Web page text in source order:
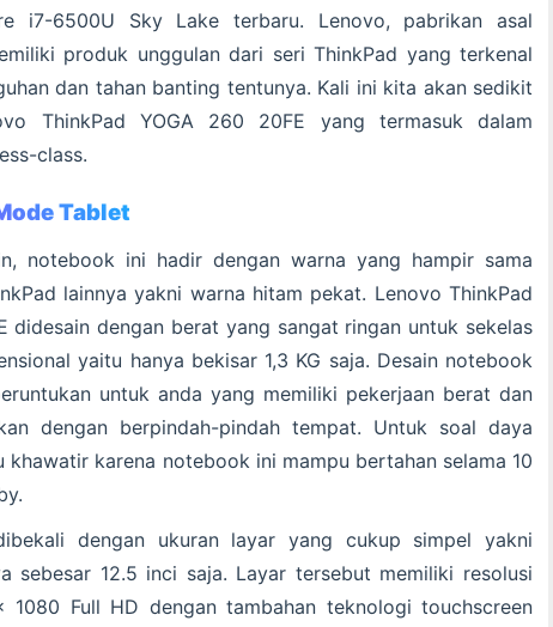
i7-6500U Sky Lake terbaru. Lenovo, pabrikan asal
produk unggulan dari seri ThinkPad yang terkenal
dan tahan banting tentunya. Kali ini kita akan sedikit
ThinkPad YOGA 260 20FE yang termasuk dalam
class.
Tablet
notebook ini hadir dengan warna yang hampir sama
lainnya yakni warna hitam pekat. Lenovo ThinkPad
didesain dengan berat yang sangat ringan untuk sekelas
yaitu hanya bekisar 1,3 KG saja. Desain notebook
untuk anda yang memiliki pekerjaan berat dan
dengan berpindah-pindah tempat. Untuk soal daya
khawatir karena notebook ini mampu bertahan selama 10
dengan ukuran layar yang cukup simpel yakni
sebesar 12.5 inci saja. Layar tersebut memiliki resolusi
1080 Full HD dengan tambahan teknologi touchscreen